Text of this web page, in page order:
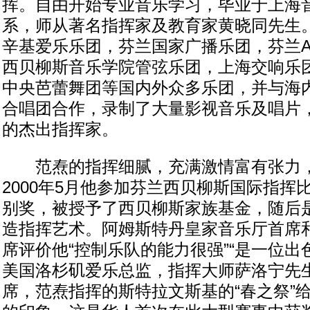
挥。自由开始专业音乐学习，毕业于上海
系，师从著名指挥家及教育家黄晓同先生
辛基爱乐乐团，芬兰国家广播乐团，芬兰
西贝柳斯音乐学院管弦乐团，上海交响乐
中央芭蕾舞团等国内外众多乐团，并与海
合唱团合作，录制了大量影视音乐及唱片
的杰出指挥家。
范焘的指挥细腻，充满激情富有张力
2000年5月他参加芬兰西贝柳斯国际指挥
别奖，被授予了西贝柳斯家族基金，随后
造指挥艺术。阿姆斯特丹皇家音乐厅首席
席评价他“控制乐队的能力很强”“是一位出
美国洛杉矶爱乐总监，指挥大师萨洛宁先
席，范焘指挥的斯特拉文斯基的“春之祭”